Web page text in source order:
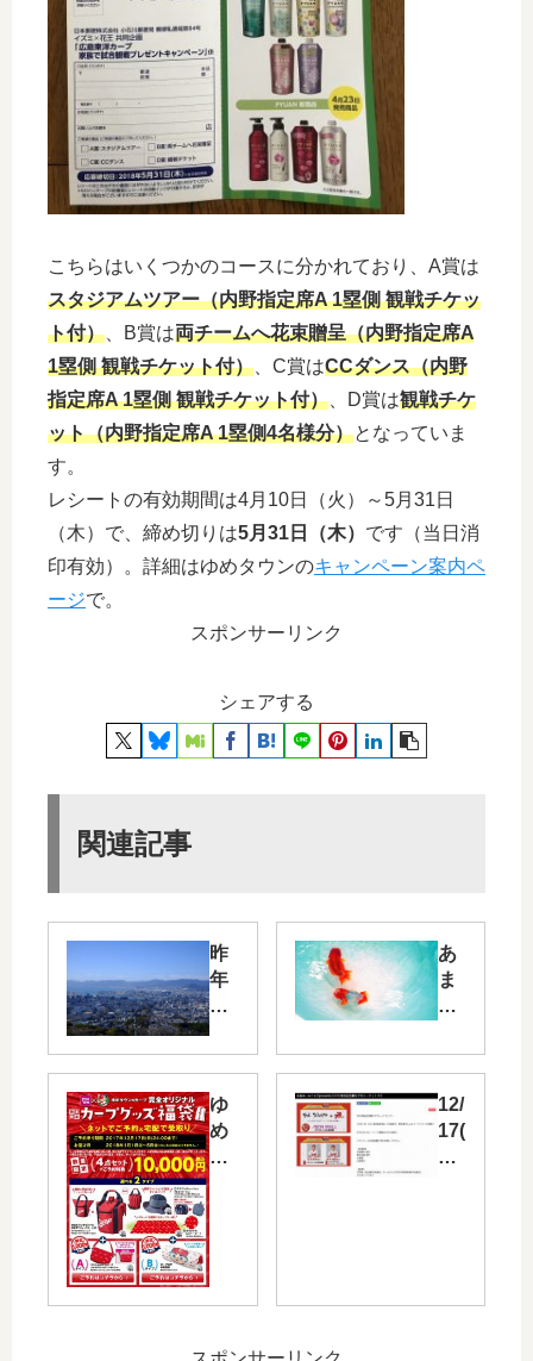
こちらはいくつかのコースに分かれており、A賞は
スタジアムツアー（内野指定席A 1塁側 観戦チケッ
ト付） 、B賞は両チームへ花束贈呈（内野指定席A
1塁側 観戦チケット付） 、C賞はCCダンス（内野
指定席A 1塁側 観戦チケット付） 、D賞は観戦チケ
ット（内野指定席A 1塁側4名様分）となっていま
す。
レシートの有効期間は4月10日（火）～5月31日
（木）で、締め切りは5月31日（木） です（当日消
印有効）。詳細はゆめタウンのキャンペーン案内ペ
ージで。
スポンサーリンク
シェアする
関連記事
昨
年
リ
ュ
ア
ル
し
36
あ
ま
り
ら
な
い
珍
ゆ
め
タ
12/
17(
日)